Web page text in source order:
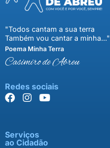
"Todos cantam a sua terra
Também vou cantar a minha..."
Poema Minha Terra
Casimiro de Abreu
Redes sociais
Serviços
ao Cidadão